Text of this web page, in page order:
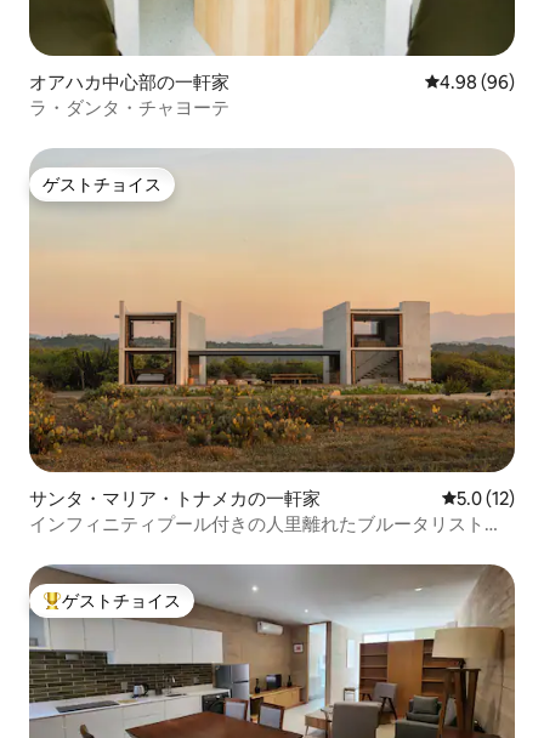
オアハカ中心部の一軒家 レビュー96件
4.98 (96)
ラ・ダンタ・チャヨーテ
ゲストチョイス
ゲストチョイス
サンタ・マリア・トナメカの一軒家 レビュー12
5.0 (12)
インフィニティプール付きの人里離れたブルータリスト様
大好評のゲストチョイスです。
ゲストチョイス